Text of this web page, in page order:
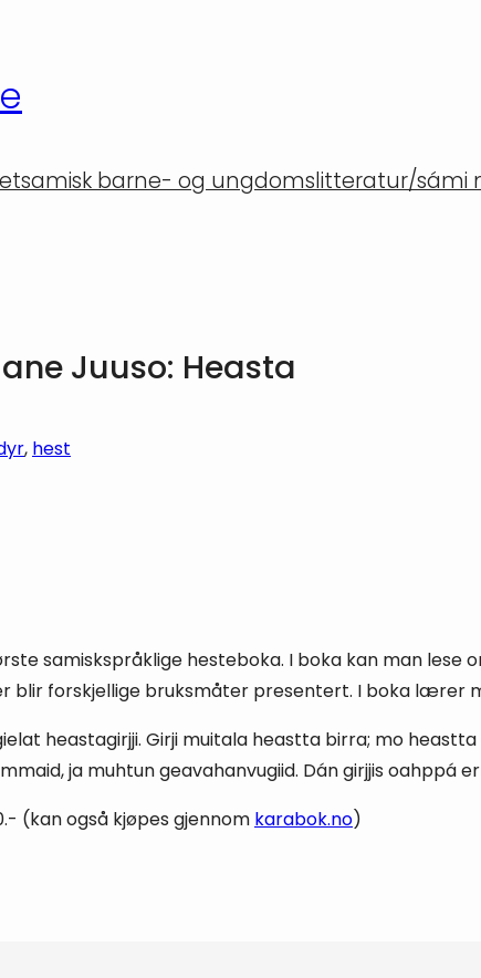
samisk barne- og ungdomslitteratur/sámi
Juuso: Heasta
, hest
samiskspråklige hesteboka. I boka kan man lese
blir forskjellige bruksmåter presentert. I boka lærer
heastagirjji. Girji muitala heastta birra; mo
ja muhtun geavahanvugiid. Dán girjjis oahppá
(kan også kjøpes gjennom karabok.no)